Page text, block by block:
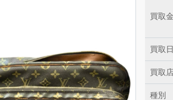
買取
買取日
買取
種別